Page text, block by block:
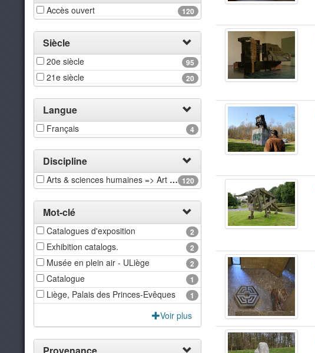
120
Accès ouvert
Siècle
95
20e siècle
20
21e siècle
Langue
4
Français
Discipline
120
Arts & sciences humaines => Art & histoire de l'art
Mot-clé
2
Catalogues d'exposition
2
Exhibition catalogs.
2
Musée en plein air - ULiège
1
Catalogue
1
Liège, Palais des Princes-Evêques
Voir plus